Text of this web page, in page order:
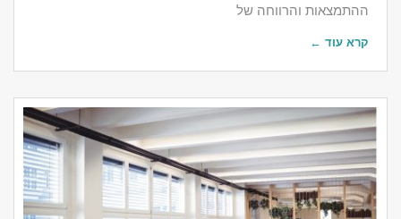
ההתמצאות והרווחה של
קרא עוד ←